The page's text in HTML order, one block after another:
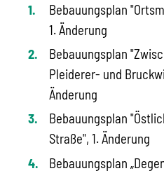
Bebauungsplan
1. Änderung
Bebauungsplan
Pleiderer- und
Änderung
Bebauungsplan
Straße", 1. Änderung
Bebauungsplan